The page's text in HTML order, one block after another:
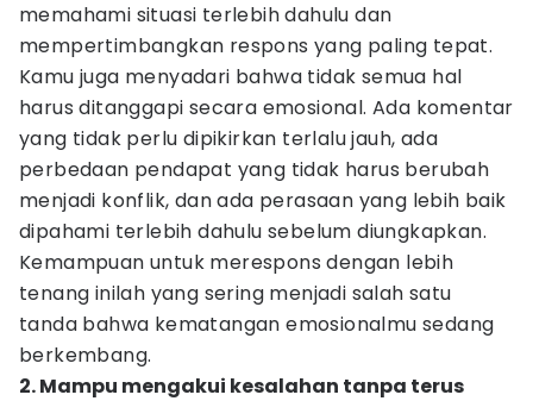
memahami situasi terlebih dahulu dan
mempertimbangkan respons yang paling tepat.
Kamu juga menyadari bahwa tidak semua hal
harus ditanggapi secara emosional. Ada komentar
yang tidak perlu dipikirkan terlalu jauh, ada
perbedaan pendapat yang tidak harus berubah
menjadi konflik, dan ada perasaan yang lebih baik
dipahami terlebih dahulu sebelum diungkapkan.
Kemampuan untuk merespons dengan lebih
tenang inilah yang sering menjadi salah satu
tanda bahwa kematangan emosionalmu sedang
berkembang.
2. Mampu mengakui kesalahan tanpa terus